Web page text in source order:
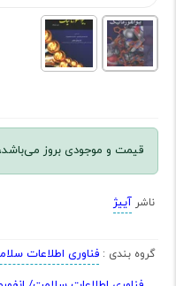
قیمت و موجودی بروز
ناشر آییژ
گروه بندی : فناوری اطلاعات